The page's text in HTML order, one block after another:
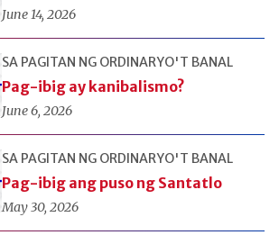
June 14, 2026
SA PAGITAN NG ORDINARYO'T BANAL
Pag-ibig ay kanibalismo?
June 6, 2026
SA PAGITAN NG ORDINARYO'T BANAL
Pag-ibig ang puso ng Santatlo
May 30, 2026